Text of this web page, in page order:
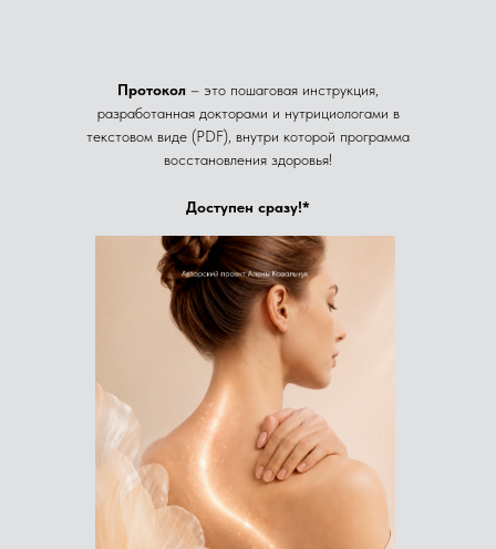
Доступен сразу!*
Протокол – это пошаговая инструкция,
разработанная докторами и нутрициологами в
текстовом виде (PDF), внутри которой программа
восстановления здоровья!